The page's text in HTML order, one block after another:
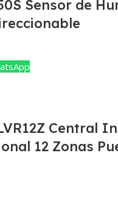
Sensor de
Central
12 Zonas